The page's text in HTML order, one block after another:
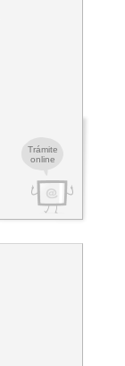
Trámite
online